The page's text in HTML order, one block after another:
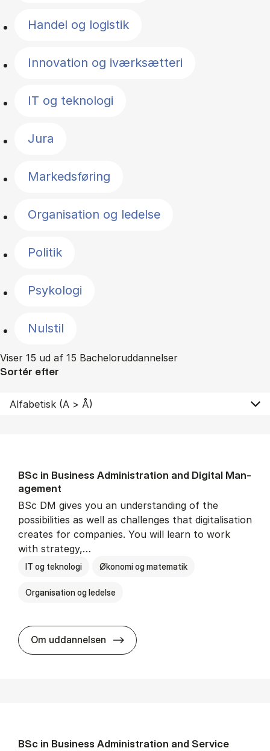
Handel og logistik
Innovation og iværksætteri
IT og teknologi
Jura
Markedsføring
Organisation og ledelse
Politik
Psykologi
Nulstil
Viser 15 ud af 15 Bacheloruddannelser
Sortér efter
BSc in Busi­ness Ad­min­is­tra­tion and Di­git­al Man­
age­ment
BSc DM gives you an understanding of the
possibilities as well as challenges that digitalisation
creates for companies. You will learn to work
with strategy,…
IT og teknologi Økonomi og matematik
Organisation og ledelse
Om uddannelsen BSc in Busi­ness Ad­min­is­tra­tion
BSc in Busi­ness Ad­min­is­tra­tion and Ser­vice